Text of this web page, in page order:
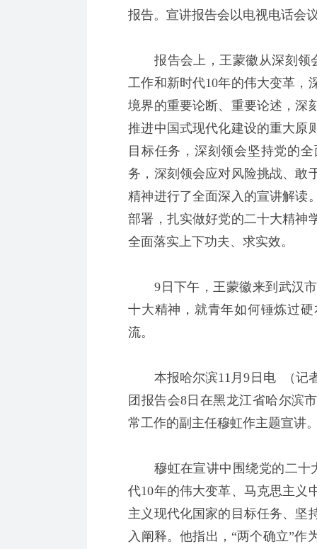
报告。宣讲报告会以电视电话会
报告会上，王蒙徽从深刻领
工作和新时代10年的伟大变革，
境界的重要论断、重要论述，深
推进中国式现代化建设的重大原
目标任务，深刻领会坚持党的
务，深刻领会应对风险挑战、敢
精神进行了全面深入的宣讲解读
部署，扎实做好党的二十大精神
全面落实上下功夫、求实效。
9日下午，王蒙徽来到武汉市
十大精神，就青年如何锤炼过
流。
本报哈尔滨11月9日电 （记者
团报告会8日在黑龙江省哈尔滨
常工作的副主任穆虹作主题宣讲
穆虹在宣讲中围绕党的二十
代10年的伟大变革、马克思主义
主义现代化国家的目标任务、坚
入阐释。他指出，“两个确立”